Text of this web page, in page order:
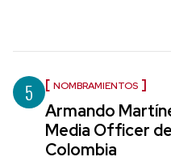
5 NOMBRAMIENTOS
Armando
Media Officer
Colombia